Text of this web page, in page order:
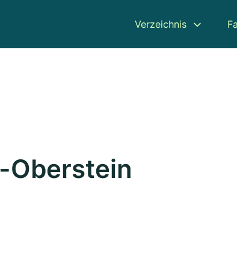
Verzeichnis
Oberstein